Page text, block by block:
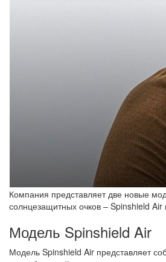
Компания представляет две новые
солнцезащитных очков – Spinshield Air
Модель Spinshield Air
Модель Spinshield Air представляет